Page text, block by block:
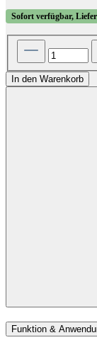
Sofort verfügbar,
In den Warenkorb
Funktion &